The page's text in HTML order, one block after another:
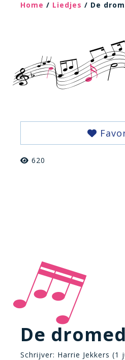
Home / Liedjes / De
620
De
Schrijver: Harrie Jekkers (1